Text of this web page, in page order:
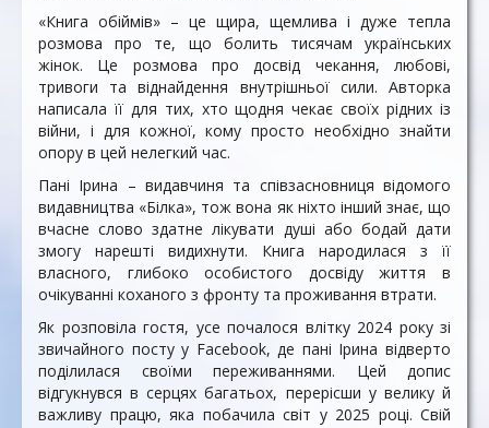
«Книга обіймів» – це щира, щемлива і дуже тепла
розмова про те, що болить тисячам українських
жінок. Це розмова про досвід чекання, любові,
тривоги та віднайдення внутрішньої сили. Авторка
написала її для тих, хто щодня чекає своїх рідних із
війни, і для кожної, кому просто необхідно знайти
опору в цей нелегкий час.
Пані Ірина – видавчиня та співзасновниця відомого
видавництва «Білка», тож вона як ніхто інший знає, що
вчасне слово здатне лікувати душі або бодай дати
змогу нарешті видихнути. Книга народилася з її
власного, глибоко особистого досвіду життя в
очікуванні коханого з фронту та проживання втрати.
Як розповіла гостя, усе почалося влітку 2024 року зі
звичайного посту у Facebook, де пані Ірина відверто
поділилася своїми переживаннями. Цей допис
відгукнувся в серцях багатьох, перерісши у велику й
важливу працю, яка побачила світ у 2025 році. Свій